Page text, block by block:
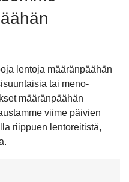
lentoja määränpäähän
tai meno-
määränpäähän
viime päivien
riippuen lentoreitistä,